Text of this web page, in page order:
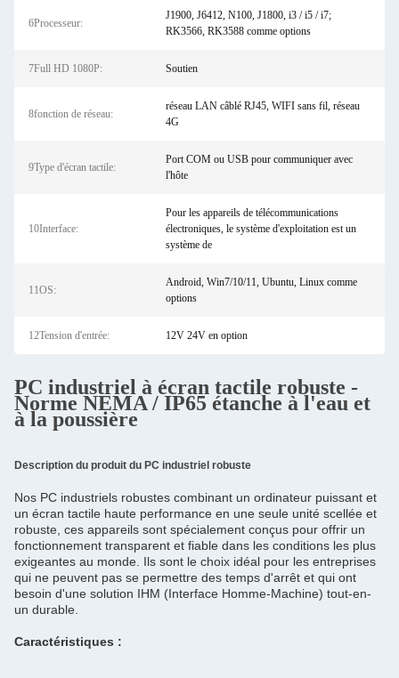
6Processeur:
J1900, J6412, N100, J1800, i3 / i5 / i7;
RK3566, RK3588 comme options
7Full HD 1080P: Soutien
8fonction de réseau:
réseau LAN câblé RJ45, WIFI sans fil, réseau
4G
9Type d'écran tactile:
Port COM ou USB pour communiquer avec
l'hôte
10Interface:
Pour les appareils de télécommunications
électroniques, le système d'exploitation est un
système de
11OS:
Android, Win7/10/11, Ubuntu, Linux comme
options
12Tension d'entrée: 12V 24V en option
PC industriel à écran tactile robuste -
Norme NEMA / IP65 étanche à l'eau et
à la poussière
Description du produit du PC industriel robuste
Nos PC industriels robustes combinant un ordinateur puissant et
un écran tactile haute performance en une seule unité scellée et
robuste, ces appareils sont spécialement conçus pour offrir un
fonctionnement transparent et fiable dans les conditions les plus
exigeantes au monde. Ils sont le choix idéal pour les entreprises
qui ne peuvent pas se permettre des temps d'arrêt et qui ont
besoin d'une solution IHM (Interface Homme-Machine) tout-en-
un durable.
Caractéristiques :